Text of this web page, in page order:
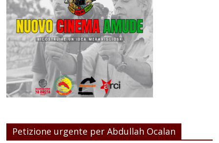
Petizione urgente per Abdullah Ocalan